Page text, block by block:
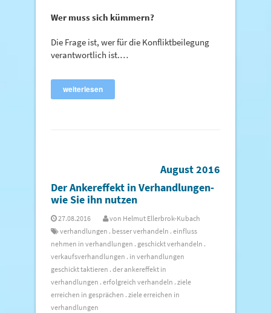
Wer muss sich kümmern?
Die Frage ist, wer für die Konfliktbeilegung
verantwortlich ist.…
weiterlesen
August 2016
Der Ankereffekt in Verhandlungen-
wie Sie ihn nutzen
27.08.2016 von Helmut Ellerbrok-Kubach
verhandlungen . besser verhandeln . einfluss
nehmen in verhandlungen . geschickt verhandeln .
verkaufsverhandlungen . in verhandlungen
geschickt taktieren . der ankereffekt in
verhandlungen . erfolgreich verhandeln . ziele
erreichen in gesprächen . ziele erreichen in
verhandlungen